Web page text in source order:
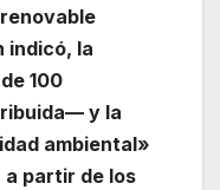
indicó, la
100
y la
ambiental»
a partir de los